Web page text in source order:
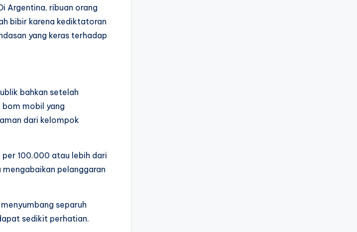
Argentina, ribuan orang
bibir karena kediktatoran
yang keras terhadap
bahkan setelah
bom mobil yang
dari kelompok
100.000 atau lebih dari
pelanggaran
separuh
sedikit perhatian.